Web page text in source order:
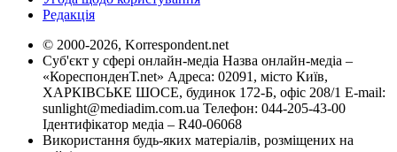
Редакція
© 2000-2026, Korrespondent.net
Суб'єкт у сфері онлайн-медіа Назва онлайн-медіа –
«КореспонденТ.net» Адреса: 02091, місто Київ,
ХАРКІВСЬКЕ ШОСЕ, будинок 172-Б, офіс 208/1 E-mail:
sunlight@mediadim.com.ua Телефон: 044-205-43-00
Ідентифікатор медіа – R40-06068
Використання будь-яких матеріалів, розміщених на